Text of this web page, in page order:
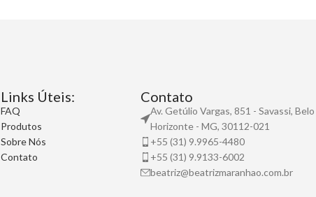
Links Úteis:
FAQ
Produtos
Sobre Nós
Contato
Contato
Av. Getúlio Vargas, 851 - Savassi, Belo
Horizonte - MG, 30112-021
+55 (31) 9.9965-4480
+55 (31) 9.9133-6002
beatriz@beatrizmaranhao.com.br